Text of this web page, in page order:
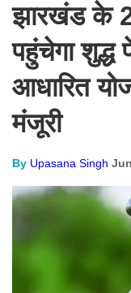
झारखंड के
पहुंचेगा
आधारित
मंजूरी
By Upasana Singh